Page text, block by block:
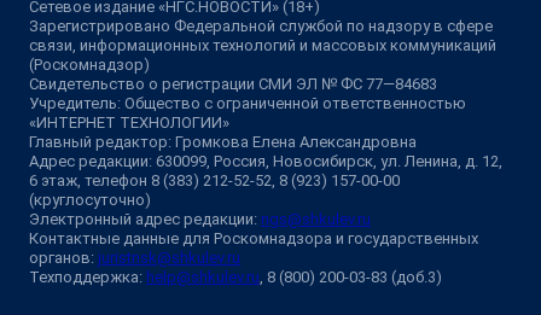
Сетевое издание «НГС.НОВОСТИ» (18+)
Зарегистрировано Федеральной службой по надзору в сфере
связи, информационных технологий и массовых коммуникаций
(Роскомнадзор)
Свидетельство о регистрации СМИ ЭЛ № ФС 77—84683
Учредитель: Общество с ограниченной ответственностью
«ИНТЕРНЕТ ТЕХНОЛОГИИ»
Главный редактор: Громкова Елена Александровна
Адрес редакции: 630099, Россия, Новосибирск, ул. Ленина, д. 12,
6 этаж, телефон 8 (383) 212-52-52, 8 (923) 157-00-00
(круглосуточно)
Электронный адрес редакции: ngs@shkulev.ru
Контактные данные для Роскомнадзора и государственных
органов: juristnsk@shkulev.ru
Техподдержка: help@shkulev.ru , 8 (800) 200-03-83 (доб.3)